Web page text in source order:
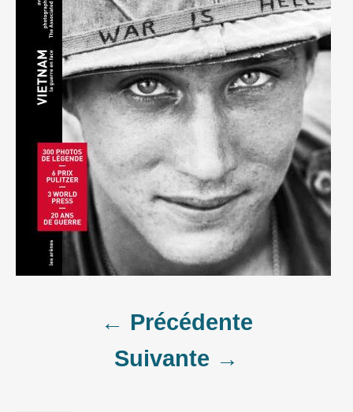
navigation
← Précédente
Suivante →